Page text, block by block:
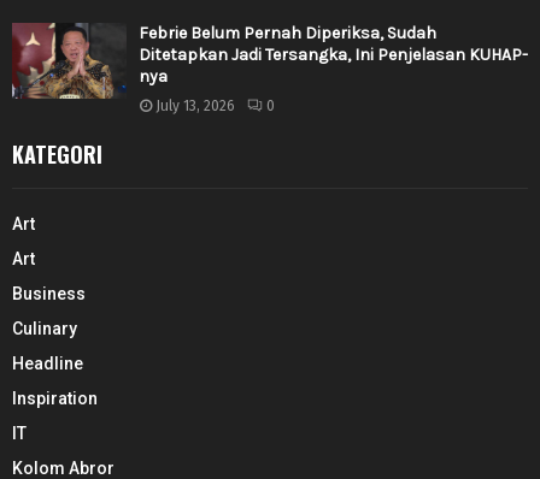
Febrie Belum Pernah Diperiksa, Sudah
Ditetapkan Jadi Tersangka, Ini Penjelasan KUHAP-
nya
July 13, 2026 0
KATEGORI
Art
Art
Business
Culinary
Headline
Inspiration
IT
Kolom Abror